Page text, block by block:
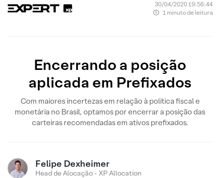
30/04/2020 19:56:44
1 minuto de leitura
Encerrando a posição
aplicada em Prefixados
Com maiores incertezas em relação à política fiscal e
monetária no Brasil, optamos por encerrar a posição das
carteiras recomendadas em ativos prefixados.
Felipe Dexheimer
Head de Alocação - XP Allocation